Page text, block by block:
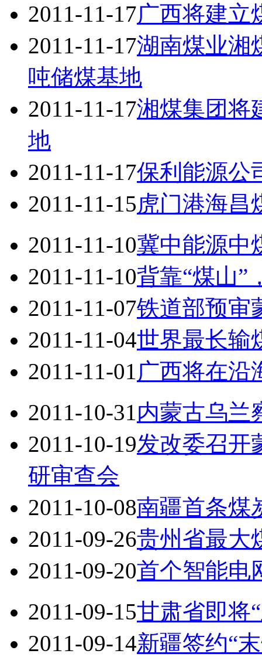
2011-11-17广西将建立
2011-11-17湖南煤业湘
吨储煤基地
2011-11-17湘煤集团将
地
2011-11-17保利能源公
2011-11-15虎门港海昌
2011-11-10冀中能源中
2011-11-10背靠“煤山”
2011-11-07铁道部预审
2011-11-04世界最长输
2011-11-01广西将在沿
2011-10-31内蒙古乌兰
2011-10-19发改委召开
研审查会
2011-10-08南疆首条煤
2011-09-26贵州省最大
2011-09-20首个智能电
2011-09-15甘肃省即将
2011-09-14新疆签约“